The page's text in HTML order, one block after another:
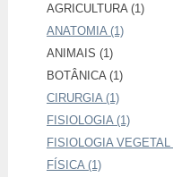
AGRICULTURA (1)
ANATOMIA (1)
ANIMAIS (1)
BOTÂNICA (1)
CIRURGIA (1)
FISIOLOGIA (1)
FISIOLOGIA VEGETAL
FÍSICA (1)